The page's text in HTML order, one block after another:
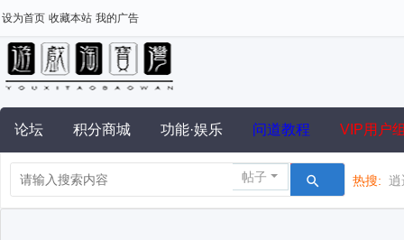
设为首页 收藏本站 我的广告
论坛 积分商城 功能·娱乐 问道教程 VIP用户
帖子 热搜: 逍